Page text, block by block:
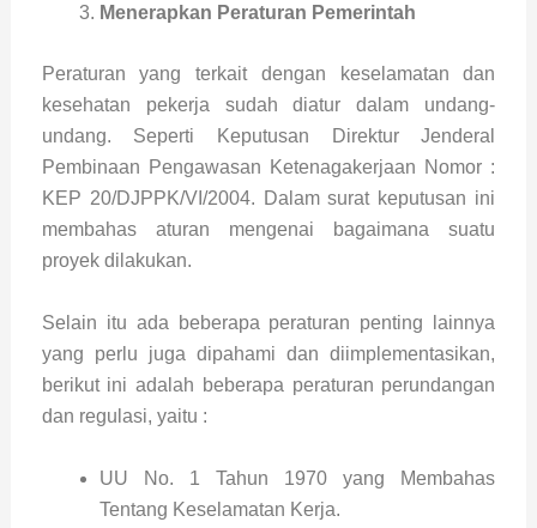
Menerapkan Peraturan Pemerintah
Peraturan yang terkait dengan keselamatan dan
kesehatan pekerja sudah diatur dalam undang-
undang. Seperti Keputusan Direktur Jenderal
Pembinaan Pengawasan Ketenagakerjaan Nomor :
KEP 20/DJPPK/VI/2004. Dalam surat keputusan ini
membahas aturan mengenai bagaimana suatu
proyek dilakukan.
Selain itu ada beberapa peraturan penting lainnya
yang perlu juga dipahami dan diimplementasikan,
berikut ini adalah beberapa peraturan perundangan
dan regulasi, yaitu :
UU No. 1 Tahun 1970 yang Membahas
Tentang Keselamatan Kerja.